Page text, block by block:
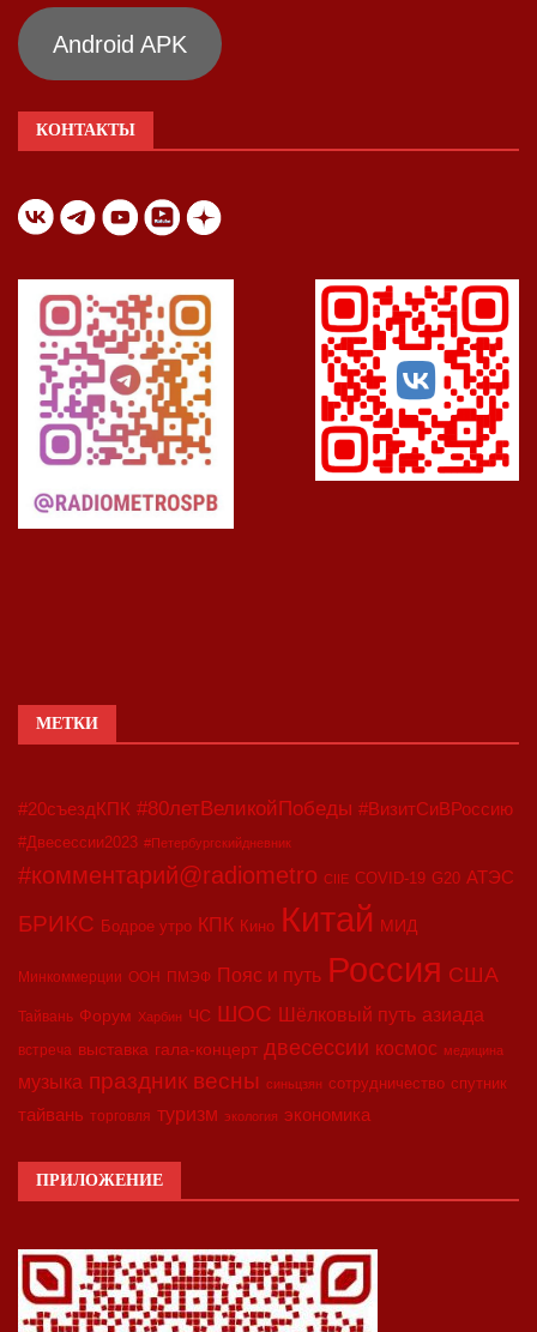
Android APK
КОНТАКТЫ
МЕТКИ
#20съездКПК #80летВеликойПобеды #ВизитСиВРоссию
#Двесессии2023 #Петербургскийдневник
#комментарий@radiometro CIIE COVID-19 G20 АТЭС
БРИКС Бодрое утро КПК Кино Китай МИД
Минкоммерции ООН ПМЭФ Пояс и путь Россия США
Тайвань Форум Харбин ЧС ШОС Шёлковый путь азиада
встреча выставка гала-концерт двесессии космос медицина
музыка праздник весны синьцзян сотрудничество спутник
тайвань торговля туризм экология экономика
ПРИЛОЖЕНИЕ